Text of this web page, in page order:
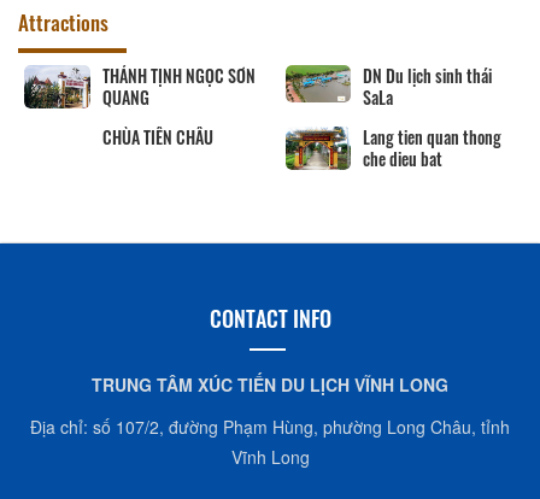
Attractions
THÁNH TỊNH NGỌC SƠN
QUANG
DN Du lịch sinh thái
SaLa
CHÙA TIÊN CHÂU
Lang tien quan thong
che dieu bat
CONTACT INFO
TRUNG TÂM XÚC TIẾN DU LỊCH VĨNH LONG
Địa chỉ: số 107/2, đường Phạm Hùng, phường Long Châu, tỉnh
Vĩnh Long